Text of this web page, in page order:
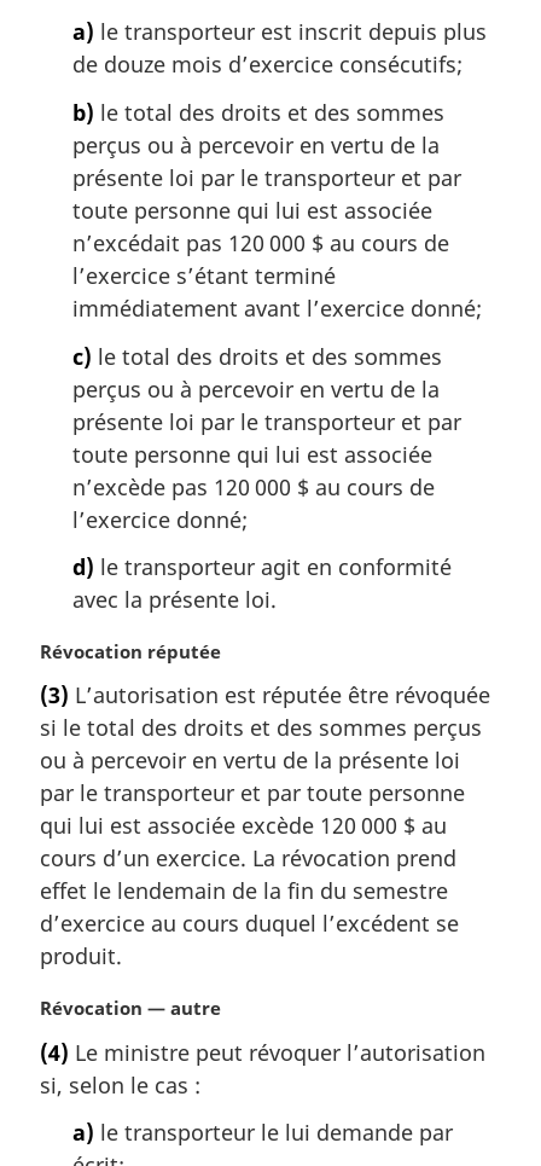
a) le transporteur est inscrit depuis plus
de douze mois d’exercice consécutifs;
b) le total des droits et des sommes
perçus ou à percevoir en vertu de la
présente loi par le transporteur et par
toute personne qui lui est associée
n’excédait pas 120 000 $ au cours de
l’exercice s’étant terminé
immédiatement avant l’exercice donné;
c) le total des droits et des sommes
perçus ou à percevoir en vertu de la
présente loi par le transporteur et par
toute personne qui lui est associée
n’excède pas 120 000 $ au cours de
l’exercice donné;
d) le transporteur agit en conformité
avec la présente loi.
N
t
e
m
a
r
g
i
n
a
e
:
Révocation réputée
(3) L’autorisation est réputée être révoquée
si le total des droits et des sommes perçus
ou à percevoir en vertu de la présente loi
par le transporteur et par toute personne
qui lui est associée excède 120 000 $ au
cours d’un exercice. La révocation prend
effet le lendemain de la fin du semestre
d’exercice au cours duquel l’excédent se
produit.
N
t
e
Révocation — autre
(4) Le ministre peut révoquer l’autorisation
si, selon le cas :
a) le transporteur le lui demande par